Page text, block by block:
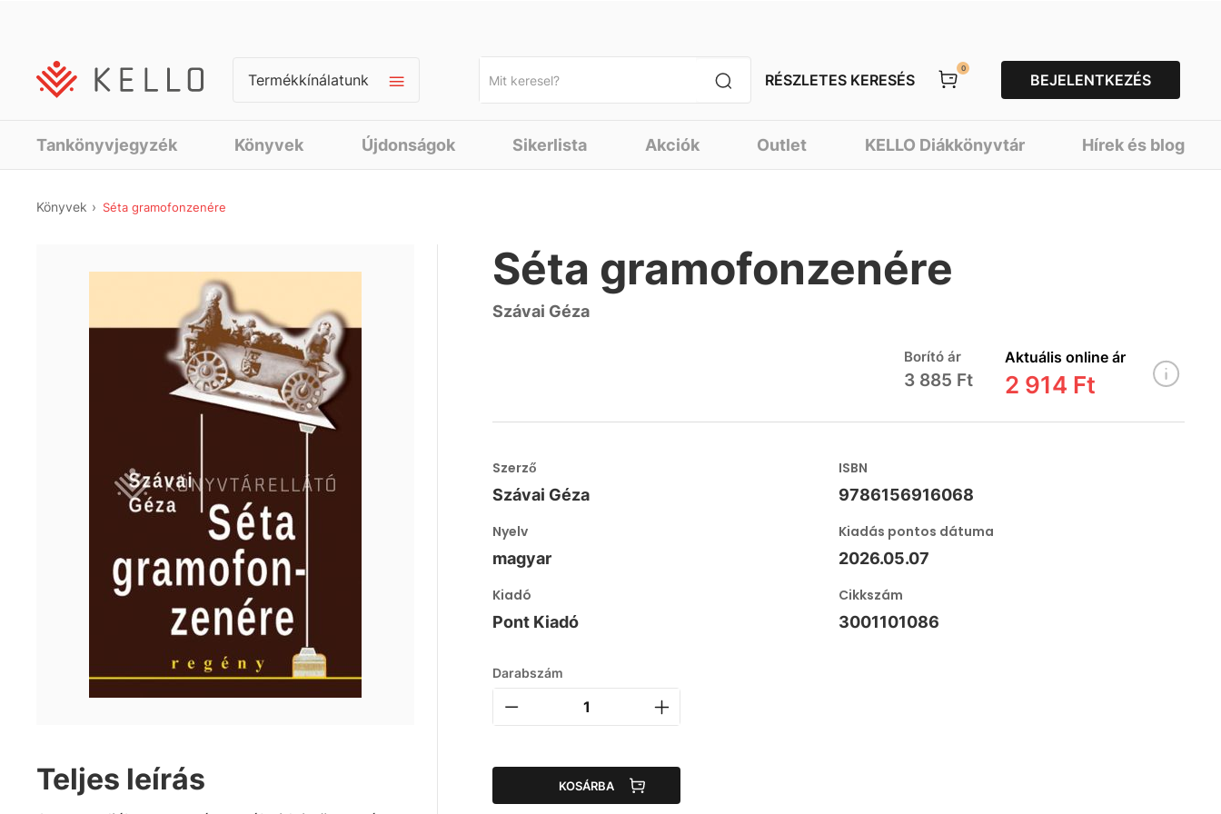
Termékkínálatunk RÉSZLETES KERESÉS
0
BEJELENTKEZÉS
Tankönyvjegyzék Könyvek Újdonságok Sikerlista Akciók Outlet KELLO Diákkönyvtár Hírek és blog
Könyvek Séta gramofonzenére
Teljes leírás
Séta gramofonzenére
Szávai Géza
Borító ár
3 885 Ft
Aktuális online ár
2 914 Ft
Szerző
Szávai Géza
ISBN
9786156916068
Nyelv
magyar
Kiadás pontos dátuma
2026.05.07
Kiadó
Pont Kiadó
Cikkszám
3001101086
Darabszám
KOSÁRBA